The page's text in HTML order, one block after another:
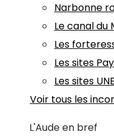
Narbonne
Le canal du
Les
Les sites
Les sites
Voir tous les
L'Aude en bref